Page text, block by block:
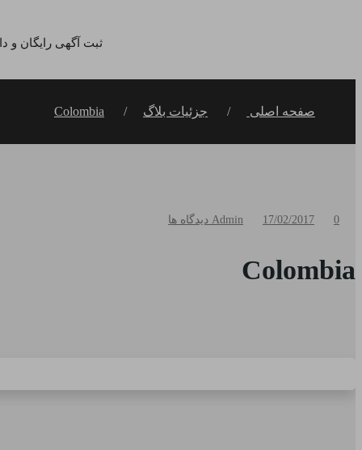
ثبت آگهی رایگان و
صفحه اصلی جزئیات بلاگ Colombia
Admin 17/02/2017 0 دیدگاه ها
Colombia